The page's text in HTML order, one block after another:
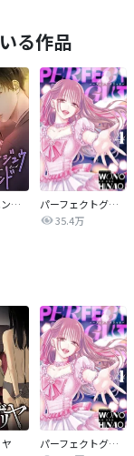
る作品
シンジュウエンド【タテヨミ】
パーフェクトグリッター
35.4万
パーフェクトグリッター